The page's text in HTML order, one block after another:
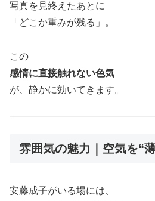
写真を見終えたあとに
「どこか重みが残る」。
この
感情に直接触れない色気
が、静かに効いてきます。
雰囲気の魅力｜空気を“
安藤成子がいる場には、